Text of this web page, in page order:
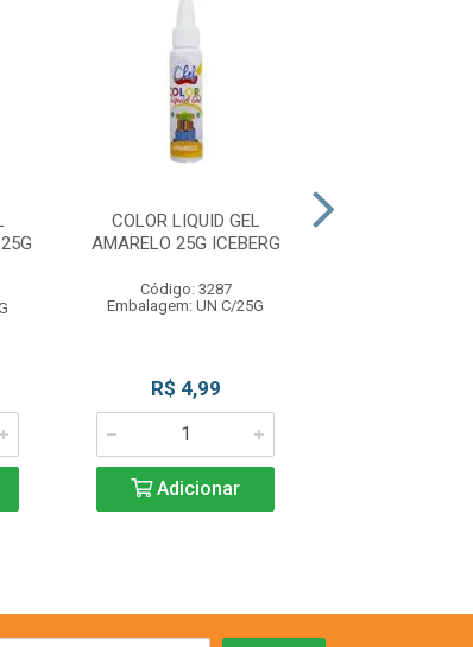
COLOR LIQUID GEL
AMARELO 25G ICEBERG
Código: 3287
Embalagem: UN C/25G
R$ 4,99
Adicionar